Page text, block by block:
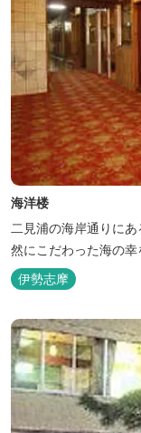
海洋楼
二見浦の海岸通りに
然にこだわった海の幸
伊勢志摩